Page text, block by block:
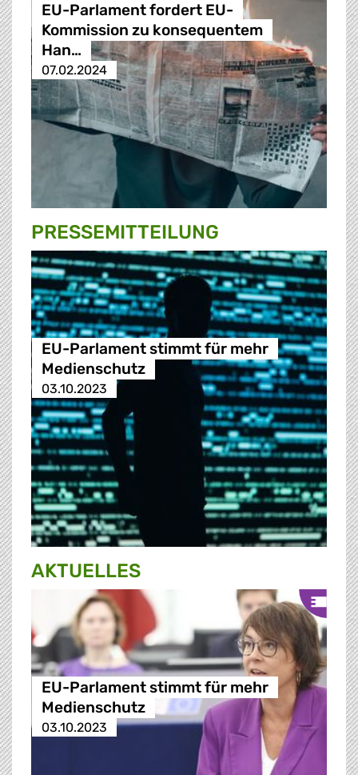
EU-Parlament fordert EU-
Kommission zu konsequentem
Han…
07.02.2024
PRESSE­MITTEILUNG
EU-Parlament stimmt für mehr
Medienschutz
03.10.2023
AKTUELLES
EU-Parlament stimmt für mehr
Medienschutz
03.10.2023